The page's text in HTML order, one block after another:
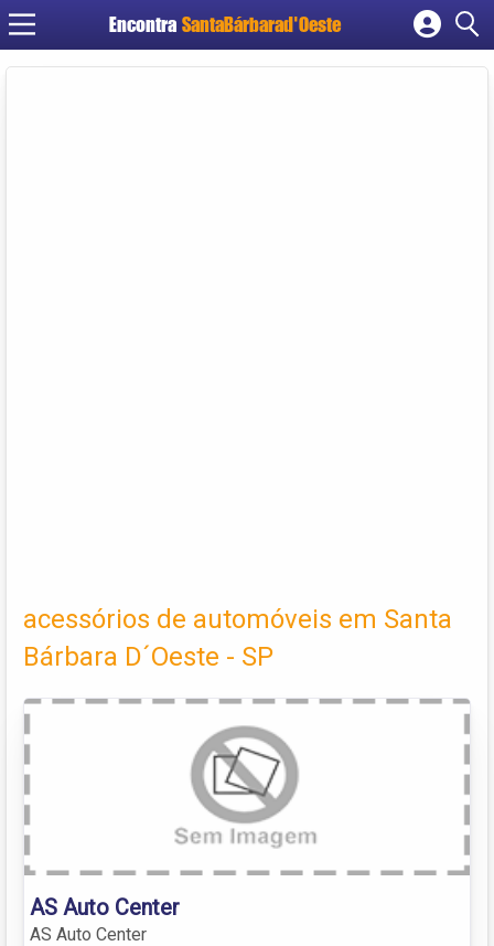
Encontra SantaBárbarad'Oeste
Cadastrar empresa
acessórios de automóveis em Santa
Bárbara D´Oeste - SP
AS Auto Center
AS Auto Center